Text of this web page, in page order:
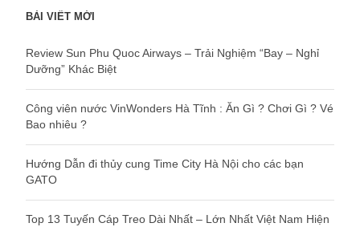
BÀI VIẾT MỚI
Review Sun Phu Quoc Airways – Trải Nghiệm “Bay – Nghỉ
Dưỡng” Khác Biệt
Công viên nước VinWonders Hà Tĩnh : Ăn Gì ? Chơi Gì ? Vé
Bao nhiêu ?
Hướng Dẫn đi thủy cung Time City Hà Nội cho các bạn
GATO
Top 13 Tuyến Cáp Treo Dài Nhất – Lớn Nhất Việt Nam Hiện